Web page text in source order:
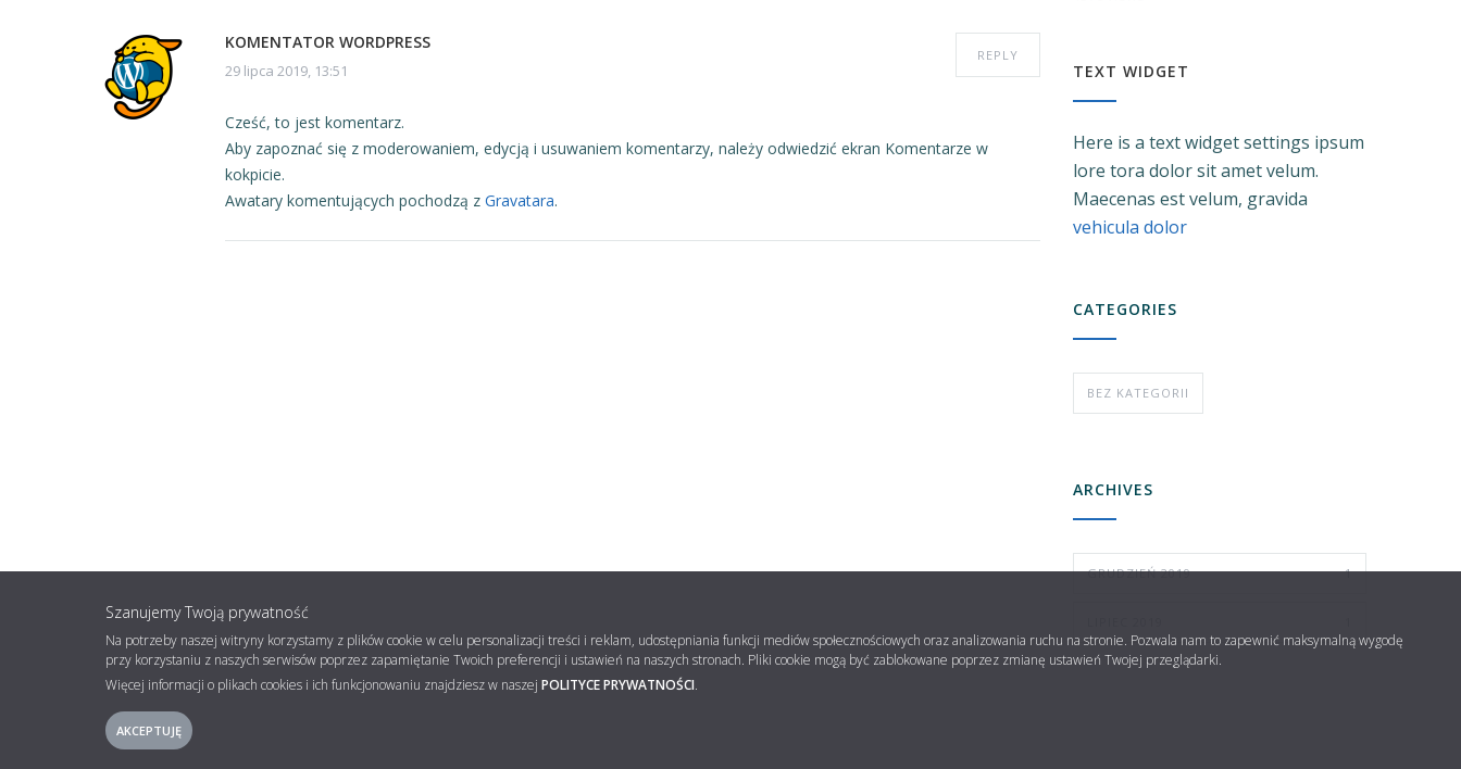
KOMENTATOR WORDPRESS
29 lipca 2019, 13:51
REPLY
Cześć, to jest komentarz.
Aby zapoznać się z moderowaniem, edycją i usuwaniem komentarzy, należy odwiedzić ekran Komentarze w
kokpicie.
Awatary komentujących pochodzą z Gravatara.
TEXT WIDGET
Here is a text widget settings ipsum
lore tora dolor sit amet velum.
Maecenas est velum, gravida
vehicula dolor
CATEGORIES
BEZ KATEGORII
ARCHIVES
GRUDZIEŃ 2019 1
Szanujemy Twoją prywatność
Na potrzeby naszej witryny korzystamy z plików cookie w celu personalizacji treści i reklam, udostępniania funkcji mediów społecznościowych oraz analizowania ruchu na stronie. Pozwala nam to zapewnić maksymalną wygodę
przy korzystaniu z naszych serwisów poprzez zapamiętanie Twoich preferencji i ustawień na naszych stronach. Pliki cookie mogą być zablokowane poprzez zmianę ustawień Twojej przeglądarki.
Więcej informacji o plikach cookies i ich funkcjonowaniu znajdziesz w naszej POLITYCE PRYWATNOŚCI.
AKCEPTUJĘ